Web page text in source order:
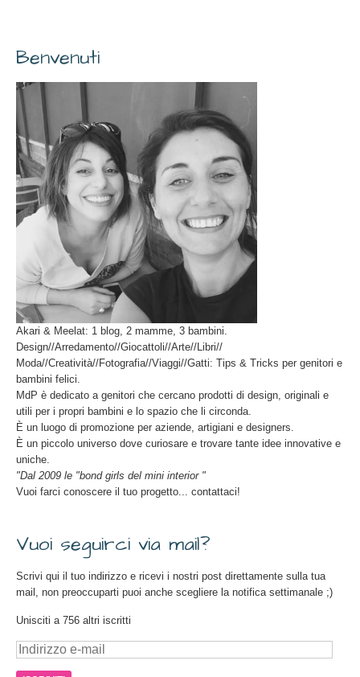
Benvenuti
Akari & Meelat: 1 blog, 2 mamme, 3 bambini.
Design//Arredamento//Giocattoli//Arte//Libri//
Moda//Creatività//Fotografia//Viaggi//Gatti: Tips & Tricks per genitori e
bambini felici.
MdP è dedicato a genitori che cercano prodotti di design, originali e
utili per i propri bambini e lo spazio che li circonda.
È un luogo di promozione per aziende, artigiani e designers.
È un piccolo universo dove curiosare e trovare tante idee innovative e
uniche.
"Dal 2009 le "bond girls del mini interior "
Vuoi farci conoscere il tuo progetto... contattaci!
Vuoi seguirci via mail?
Scrivi qui il tuo indirizzo e ricevi i nostri post direttamente sulla tua
mail, non preoccuparti puoi anche scegliere la notifica settimanale ;)
Unisciti a 756 altri iscritti
Indirizzo